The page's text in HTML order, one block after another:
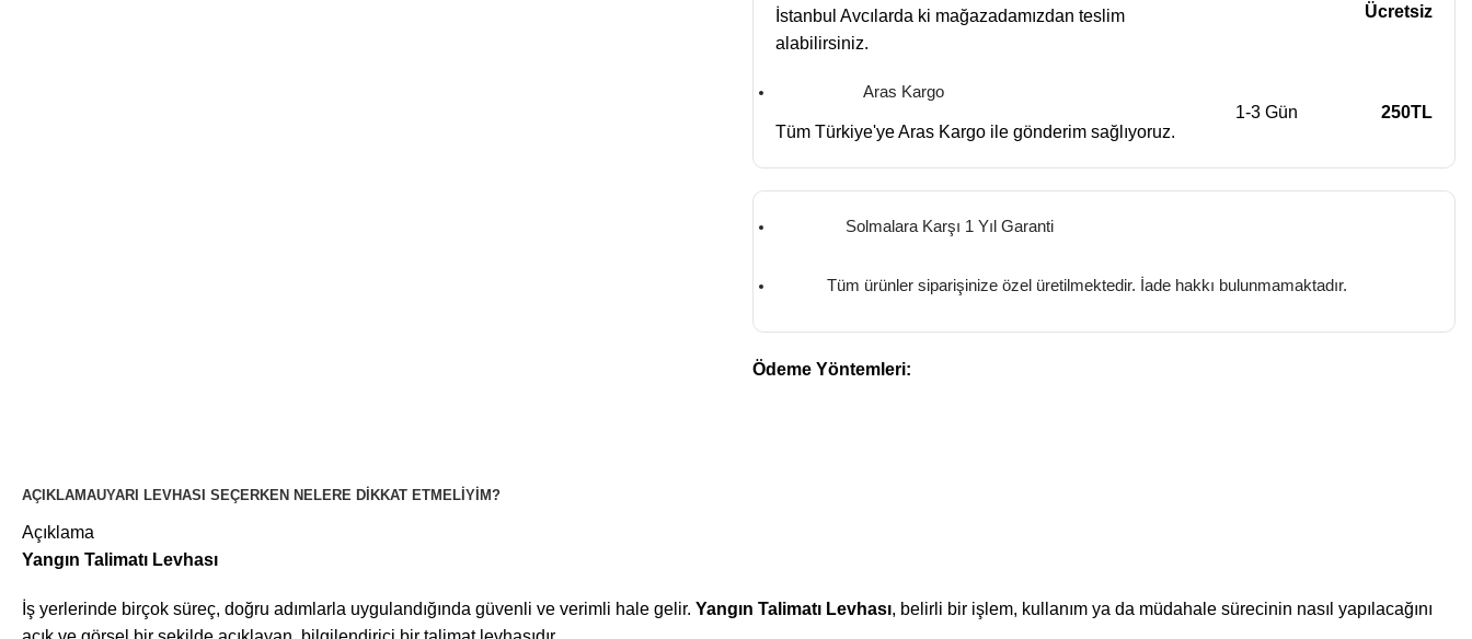
İstanbul Avcılarda ki mağazadamızdan teslim
alabilirsiniz.
Ücretsiz
Aras Kargo
Tüm Türkiye'ye Aras Kargo ile gönderim sağlıyoruz.
1-3 Gün 250TL
Solmalara Karşı 1 Yıl Garanti
Tüm ürünler siparişinize özel üretilmektedir. İade hakkı bulunmamaktadır.
Ödeme Yöntemleri:
AÇIKLAMAUYARI LEVHASI SEÇERKEN NELERE DIKKAT ETMELIYIM?
Açıklama
Yangın Talimatı Levhası
İş yerlerinde birçok süreç, doğru adımlarla uygulandığında güvenli ve verimli hale gelir. Yangın Talimatı Levhası, belirli bir işlem, kullanım ya da müdahale sürecinin nasıl yapılacağını